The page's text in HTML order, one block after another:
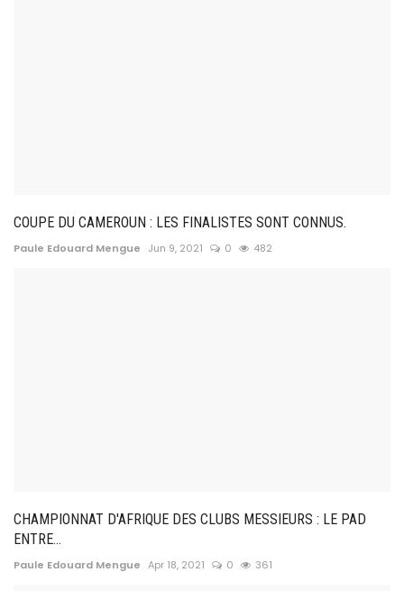
COUPE DU CAMEROUN : LES FINALISTES SONT CONNUS.
Paule Edouard Mengue Jun 9, 2021 0 482
CHAMPIONNAT D'AFRIQUE DES CLUBS MESSIEURS : LE PAD
ENTRE...
Paule Edouard Mengue Apr 18, 2021 0 361